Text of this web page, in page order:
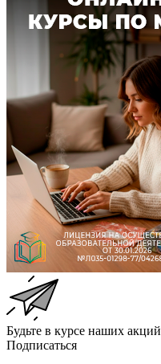
Будьте в курсе наших
Подписаться